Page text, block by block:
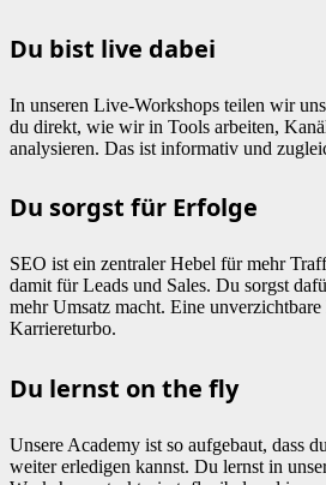
Du bist live dabei
In unseren Live-Workshops teilen wir
du direkt, wie wir in Tools arbeiten,
analysieren. Das ist informativ und
Du sorgst für Erfolge
SEO ist ein zentraler Hebel für mehr
damit für Leads und Sales. Du sorgst
mehr Umsatz macht. Eine
Karriereturbo.
Du lernst on the fly
Unsere Academy ist so aufgebaut, dass
weiter erledigen kannst. Du lernst in